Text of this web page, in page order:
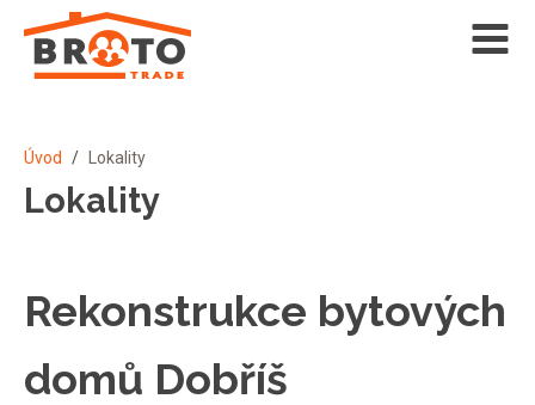
Úvod / Lokality
Lokality
Rekonstrukce bytových
domů Dobříš